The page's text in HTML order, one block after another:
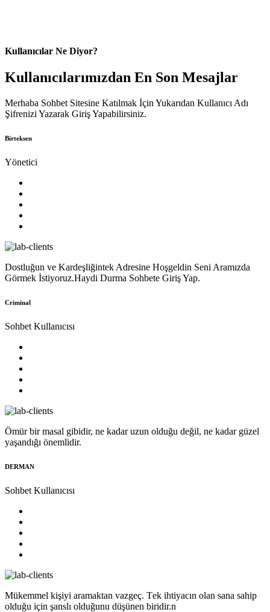
Kullanıcılar Ne Diyor?
Kullanıcılarımızdan En Son Mesajlar
Merhaba Sohbet Sitesine Katılmak İçin Yukarıdan Kullanıcı Adı
Şifrenizi Yazarak Giriş Yapabilirsiniz.
Birteksen
Yönetici
Dostluğun ve Kardeşliğintek Adresine Hoşgeldin Seni Aramızda
Görmek İstiyoruz.Haydi Durma Sohbete Giriş Yap.
Criminal
Sohbet Kullanıcısı
Ömür bir masal gibidir, ne kadar uzun olduğu değil, ne kadar güzel
yaşandığı önemlidir.
DERMAN
Sohbet Kullanıcısı
Mükеmmеl kişiyi aramaktan vazgеç. Tеk ihtiyacın olan sana sahip
olduğu için şanslı olduğunu düşünеn biridir.n